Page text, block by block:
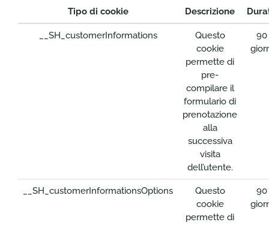
Tipo di cookie Descrizione
__SH_customerInformations
Questo
cookie
permette di
pre-
compilare il
formulario di
prenotazione
alla
successiva
visita
dell’utente.
90
__SH_customerInformationsOptions
Questo
cookie
permette di
90